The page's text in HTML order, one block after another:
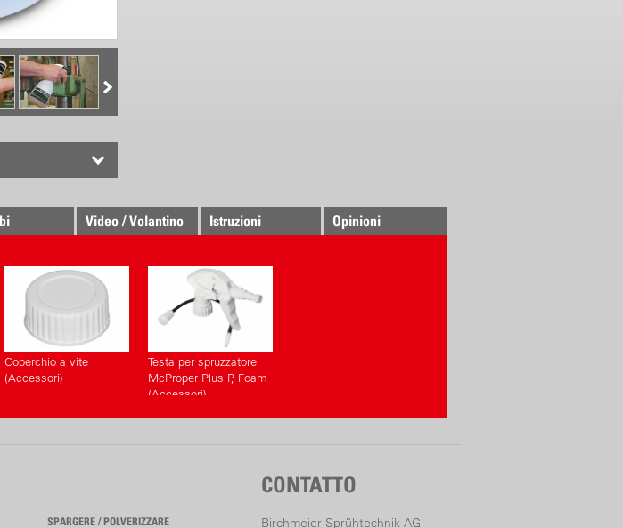
Video / Volantino Istruzioni Opinioni
Coperchio a vite
(Accessori)
Testa per spruzzatore
McProper Plus P, Foam
(Accessori)
SPARGERE / POLVERIZZARE
CONTATTO
Birchmeier Sprühtechnik AG